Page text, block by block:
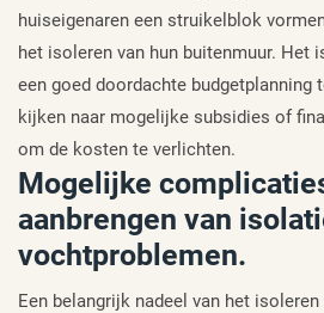
huiseigenaren een struikelblok
het isoleren van hun buitenmuur. Het
een goed doordachte budgetplanning
kijken naar mogelijke subsidies of
om de kosten te verlichten.
Mogelijke
aanbrengen van
vochtproblemen.
Een belangrijk nadeel van het